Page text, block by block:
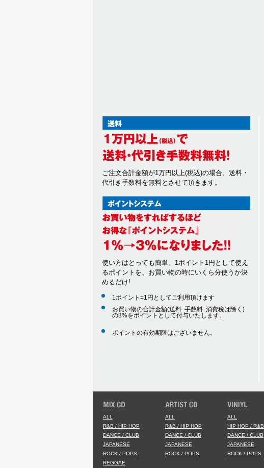
ご注文合計金額が1万円以上(税込)の場合、送料・
代引き手数料を無料とさせて頂きます。
使い方はとっても簡単。1ポイント1円として使え
るポイントを、お買い物の時にいくら分使うか決
めるだけ!
1ポイント=1円としてご利用頂けます
お買い物の合計金額(送料･手数料･消費税は除く)
の3%をポイントとして付与いたします。
ポイントの有効期限はございません。
ALL
R&B / HIP HOP
DANCE / CLUB
JAPANESE
ROCK / POPS
REGGAE
ALL
R&B / HIP HOP
DANCE / CLUB
JAPANESE
ROCK / POPS
ALL
HIP HOP / R&B
DANCE / CLUB
JAPANESE
ROCK / POPS